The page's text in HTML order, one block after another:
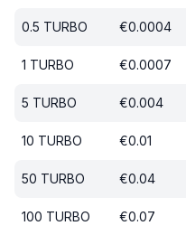
0.5 TURBO €0.0004
1 TURBO €0.0007
5 TURBO €0.004
10 TURBO €0.01
50 TURBO €0.04
100 TURBO €0.07